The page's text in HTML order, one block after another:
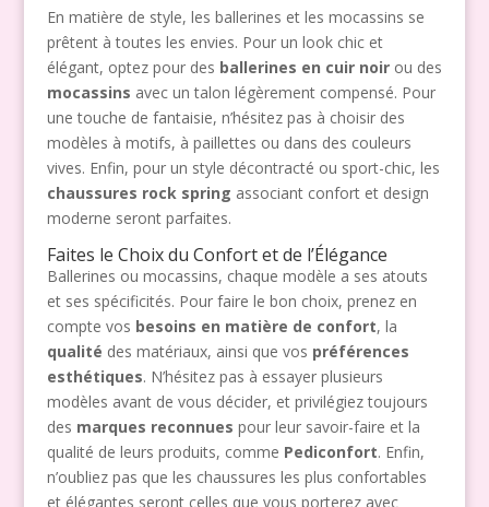
En matière de style, les ballerines et les mocassins se
prêtent à toutes les envies. Pour un look chic et
élégant, optez pour des ballerines en cuir noirou des
mocassins avec un talon légèrement compensé. Pour
une touche de fantaisie, n’hésitez pas à choisir des
modèles à motifs, à paillettes ou dans des couleurs
vives. Enfin, pour un style décontracté ou sport-chic, les
chaussures rock spring associant confort et design
moderne seront parfaites.
Faites le Choix du Confort et de l’Élégance
Ballerines ou mocassins, chaque modèle a ses atouts
et ses spécificités. Pour faire le bon choix, prenez en
compte vos besoins en matière de confort, la
qualité des matériaux, ainsi que vos préférences
esthétiques. N’hésitez pas à essayer plusieurs
modèles avant de vous décider, et privilégiez toujours
des marques reconnues pour leur savoir-faire et la
qualité de leurs produits, comme Pediconfort. Enfin,
n’oubliez pas que les chaussures les plus confortables
et élégantes seront celles que vous porterez avec